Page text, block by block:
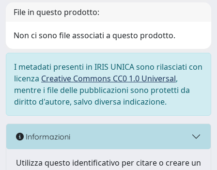
File in questo prodotto:
Non ci sono file associati a questo prodotto.
I metadati presenti in IRIS UNICA sono rilasciati con
licenza Creative Commons CC0 1.0 Universal,
mentre i file delle pubblicazioni sono protetti da
diritto d'autore, salvo diversa indicazione.
Informazioni
Utilizza questo identificativo per citare o creare un